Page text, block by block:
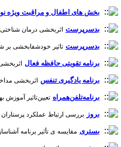
بخش های اطفال و مراقبت ویژه
بدسرپرست اثربخشی درمان شناختی-
بدسرپرست تاثیر خودشفابخشی بر
برنامه تقویتی حافظه فعال اثربخشی
برنامه یادگیری تنفس اثربخشی
برنامه‌تلفن‌همراه تعیین‌تاثیر آموزش
بروز بررسی ارتباط عملکرد پرستاران
بستری مقایسه ی تأثیر برنامه